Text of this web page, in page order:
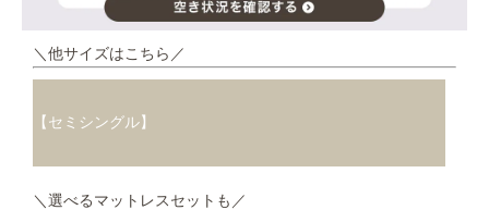
＼他サイズはこちら／
【セミシングル】
＼選べるマットレスセットも／